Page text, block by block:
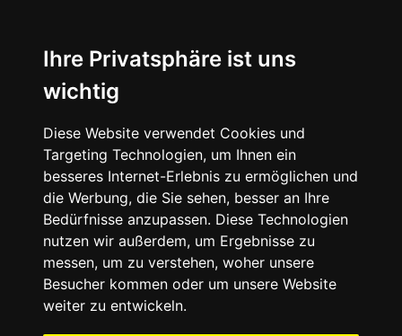
Ihre Privatsphäre ist uns
wichtig
Diese Website verwendet Cookies und
Targeting Technologien, um Ihnen ein
besseres Internet-Erlebnis zu ermöglichen und
die Werbung, die Sie sehen, besser an Ihre
Bedürfnisse anzupassen. Diese Technologien
nutzen wir außerdem, um Ergebnisse zu
messen, um zu verstehen, woher unsere
Besucher kommen oder um unsere Website
weiter zu entwickeln.